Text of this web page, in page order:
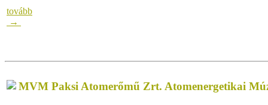
tovább
→
MVM Paksi Atomerőmű Zrt. Atomenergetikai